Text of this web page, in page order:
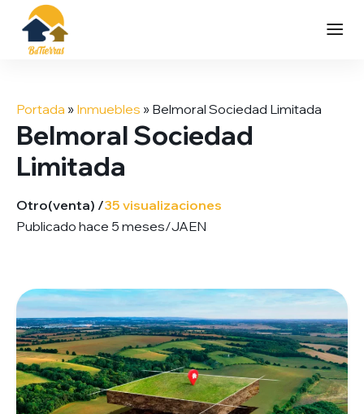
contenido
Portada » Inmuebles » Belmoral Sociedad Limitada
Belmoral Sociedad
Limitada
Otro(venta) /35 visualizaciones
Publicado hace 5 meses/JAEN